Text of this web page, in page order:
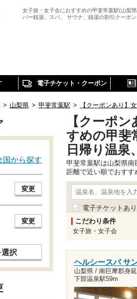
女子旅・女子会におすすめの甲斐常葉駅(山梨
パー銭湯、スパ、 サウナ、銭湯の割引クーポ
電子チケット・クーポン
> 山梨県 > 甲斐常葉駅 > 【クーポンあり】
【クーポ
すめの甲斐
日帰り温泉
甲斐常葉駅は山梨県
距離で近い順でおすす
電子チケットあり
こだわり条件
女子旅・女子会
ヘルシースパ サ
山梨県 / 南巨摩郡身
下部温泉駅59m
国から探す
変更
変更
択